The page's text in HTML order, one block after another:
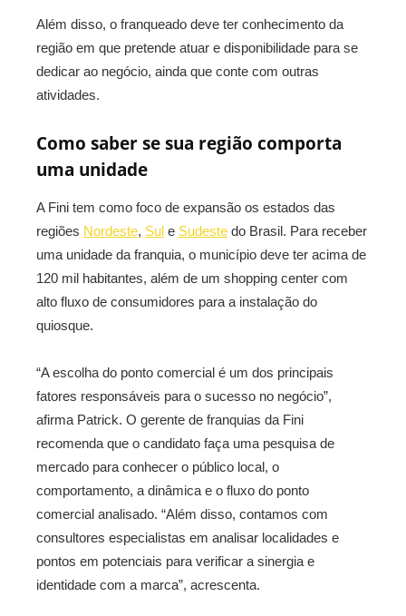
Além disso, o franqueado deve ter conhecimento da
região em que pretende atuar e disponibilidade para se
dedicar ao negócio, ainda que conte com outras
atividades.
Como saber se sua região comporta
uma unidade
A Fini tem como foco de expansão os estados das
regiões Nordeste, Sul e Sudeste do Brasil. Para receber
uma unidade da franquia, o município deve ter acima de
120 mil habitantes, além de um shopping center com
alto fluxo de consumidores para a instalação do
quiosque.
“A escolha do ponto comercial é um dos principais
fatores responsáveis para o sucesso no negócio”,
afirma Patrick. O gerente de franquias da Fini
recomenda que o candidato faça uma pesquisa de
mercado para conhecer o público local, o
comportamento, a dinâmica e o fluxo do ponto
comercial analisado. “Além disso, contamos com
consultores especialistas em analisar localidades e
pontos em potenciais para verificar a sinergia e
identidade com a marca”, acrescenta.